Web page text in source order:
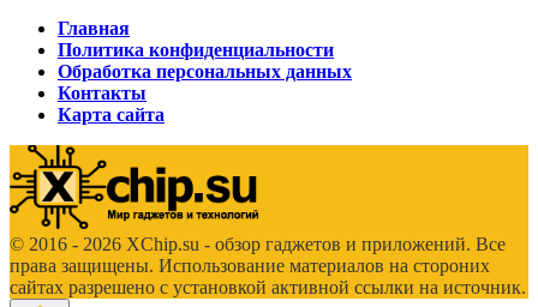
Главная
Политика конфиденциальности
Обработка персональных данных
Контакты
Карта сайта
© 2016 - 2026 XChip.su - обзор гаджетов и приложений. Все
права защищены. Использование материалов на стороних
сайтах разрешено с установкой активной ссылки на источник.